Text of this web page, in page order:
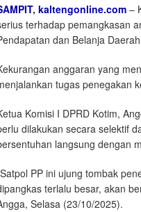
, kaltengonline.com –
terhadap pemangkasan
dan Belanja
anggaran yang
tugas penegakan
Komisi I DPRD Kotim,
dilakukan secara selektif
langsung dengan
PP ini ujung tombak
terlalu besar, akan
Selasa (23/10/2025).